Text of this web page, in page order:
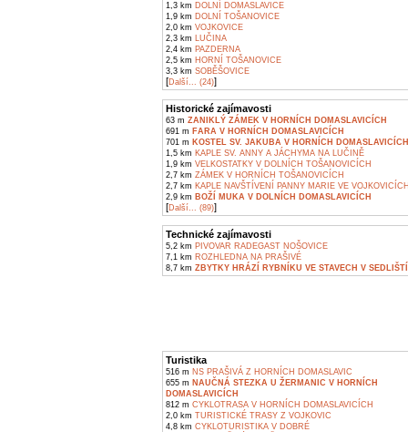
1,3 km DOLNÍ DOMASLAVICE
1,9 km DOLNÍ TOŠANOVICE
2,0 km VOJKOVICE
2,3 km LUČINA
2,4 km PAZDERNA
2,5 km HORNÍ TOŠANOVICE
3,3 km SOBĚŠOVICE
[Další... (24)]
Historické zajímavosti
63 m ZANIKLÝ ZÁMEK V HORNÍCH DOMASLAVICÍCH
691 m FARA V HORNÍCH DOMASLAVICÍCH
701 m KOSTEL SV. JAKUBA V HORNÍCH DOMASLAVICÍCH
1,5 km KAPLE SV. ANNY A JÁCHYMA NA LUČINĚ
1,9 km VELKOSTATKY V DOLNÍCH TOŠANOVICÍCH
2,7 km ZÁMEK V HORNÍCH TOŠANOVICÍCH
2,7 km KAPLE NAVŠTÍVENÍ PANNY MARIE VE
2,9 km BOŽÍ MUKA V DOLNÍCH DOMASLAVICÍCH
[Další... (89)]
Technické zajímavosti
5,2 km PIVOVAR RADEGAST NOŠOVICE
7,1 km ROZHLEDNA NA PRAŠIVÉ
8,7 km ZBYTKY HRÁZÍ RYBNÍKU VE STAVECH V
Turistika
516 m NS PRAŠIVÁ Z HORNÍCH DOMASLAVIC
655 m NAUČNÁ STEZKA U ŽERMANIC V HORNÍCH
DOMASLAVICÍCH
812 m CYKLOTRASA V HORNÍCH DOMASLAVICÍCH
2,0 km TURISTICKÉ TRASY Z VOJKOVIC
4,8 km CYKLOTURISTIKA V DOBRÉ